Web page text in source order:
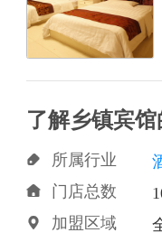
了解乡镇宾
 所属行业
 门店总数
 加盟区域